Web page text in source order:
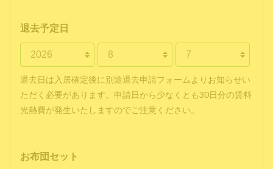
退去予定日
退去日は入居確定後に別途退去申請フォームよりお知らせい
ただく必要があります。申請日から少なくとも30日分の賃料
光熱費が発生いたしますのでご注意ください。
お布団セット